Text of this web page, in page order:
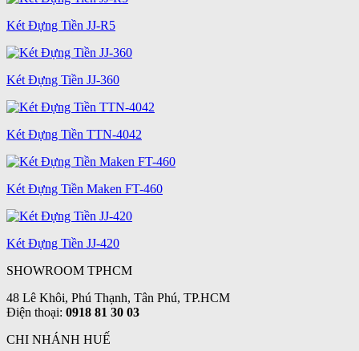
Két Đựng Tiền JJ-R5
Két Đựng Tiền JJ-360
Két Đựng Tiền TTN-4042
Két Đựng Tiền Maken FT-460
Két Đựng Tiền JJ-420
SHOWROOM TPHCM
48 Lê Khôi, Phú Thạnh, Tân Phú, TP.HCM
Điện thoại: 0918 81 30 03
CHI NHÁNH HUẾ